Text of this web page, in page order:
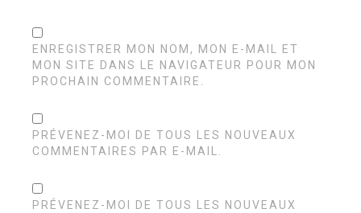
ENREGISTRER MON NOM, MON E-MAIL ET
MON SITE DANS LE NAVIGATEUR POUR MON
PROCHAIN COMMENTAIRE.
PRÉVENEZ-MOI DE TOUS LES NOUVEAUX
COMMENTAIRES PAR E-MAIL.
PRÉVENEZ-MOI DE TOUS LES NOUVEAUX